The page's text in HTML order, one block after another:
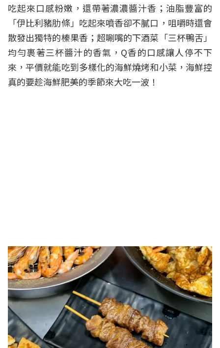
吃起來口感粉嫩，還帶著濃濃醬汁香；油脂豐富的
「伊比利豬肋條」吃起來噴香卻不膩口，咀嚼時還會
散發出獨特的榛果香；超唰嘴的下酒菜「三杯鴨舌」
均勻裹著三杯醬汁的香氣，Q香的口感讓人停不下
來，平價就能吃到多樣化的海鮮燒烤和小菜，海鮮控
真的要趁海鮮肥美的季節來大吃一波！